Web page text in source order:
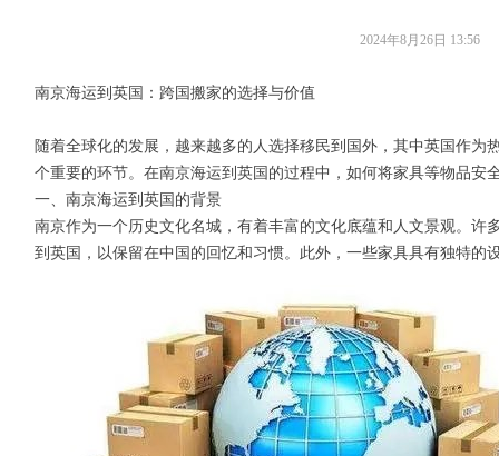
南京海运到英国：跨国搬家的选择与价值
随着全球化的发展，越来越多的人选择移民到国外，其中英国作
个重要的环节。在南京海运到英国的过程中，如何将家具等物品安
一、南京海运到英国的背景
南京作为一个历史文化名城，有着丰富的文化底蕴和人文景观。
到英国，以保留在中国的回忆和习惯。此外，一些家具具有独特
2024年8月26日 13:56